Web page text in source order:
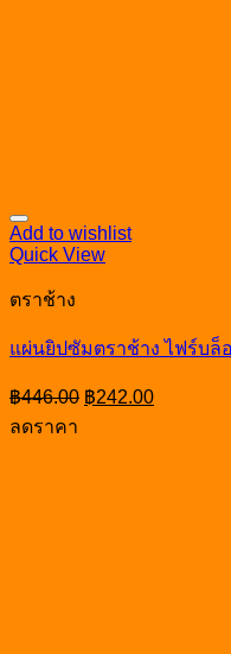
Add to wishlist
Quick View
ตราช้าง
แผ่นยิปซัมตราช้าง ไฟร์บล็
฿446.00 Original
price
฿242.00Current
price
ลดราคา